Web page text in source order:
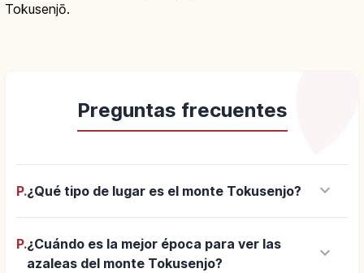
Tokusenjō.
Preguntas frecuentes
P.¿Qué tipo de lugar es el monte Tokusenjo? keyboard_arrow_down
P.¿Cuándo es la mejor época para ver las
azaleas del monte Tokusenjo?
keyboard_arrow_down